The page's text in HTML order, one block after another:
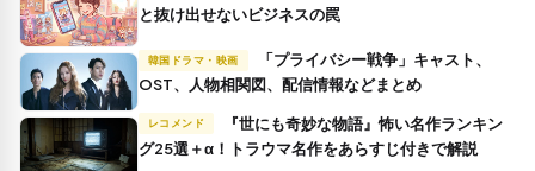
と抜け出せないビジネスの罠
韓国ドラマ・映画
OST、人物相関図、配信情報などまとめ
レコメンド
グ25選＋α！トラウマ名作をあらすじ付きで解説